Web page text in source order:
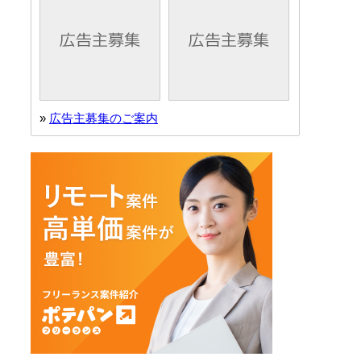
» 広告主募集のご案内